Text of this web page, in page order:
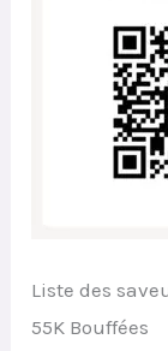
Liste des
55K Bouffées